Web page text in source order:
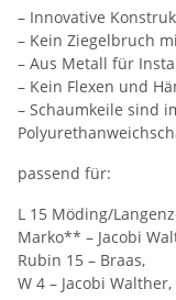
– Innovative
– Kein Ziegelbruch
– Aus Metall für
– Kein Flexen und
– Schaumkeile sind
passend für:
L 15 Möding/
Marko** – Jacobi
Rubin 15 – Braas,
W 4 – Jacobi Walther,